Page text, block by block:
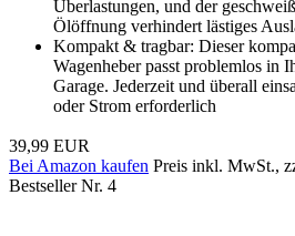
Überlastungen, und der
Ölöffnung verhindert lästiges
Kompakt & tragbar: Dieser
Wagenheber passt problemlos in
Garage. Jederzeit und überall
oder Strom erforderlich
39,99 EUR
Bei Amazon kaufen Preis inkl. MwSt.,
Bestseller Nr. 4